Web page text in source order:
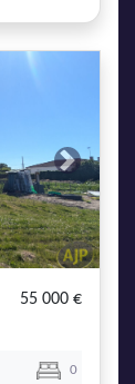
Next
55 000 €
0